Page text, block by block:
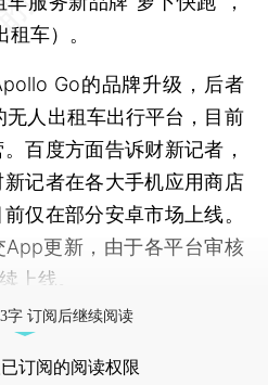
车）。
Go的品牌升级，后者
人出租车出行平台，目前
百度方面告诉财新记者，
记者在各大手机应用商店
仅在部分安卓市场上线。
更新，由于各平台审核
上线。
字 订阅后继续阅读
订阅的阅读权限